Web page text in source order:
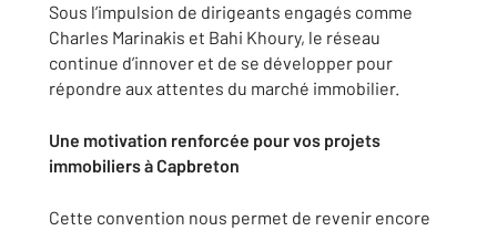
Sous l’impulsion de dirigeants engagés comme
Charles Marinakis et Bahi Khoury, le réseau
continue d’innover et de se développer pour
répondre aux attentes du marché immobilier.
Une motivation renforcée pour vos projets
immobiliers à Capbreton
Cette convention nous permet de revenir encore